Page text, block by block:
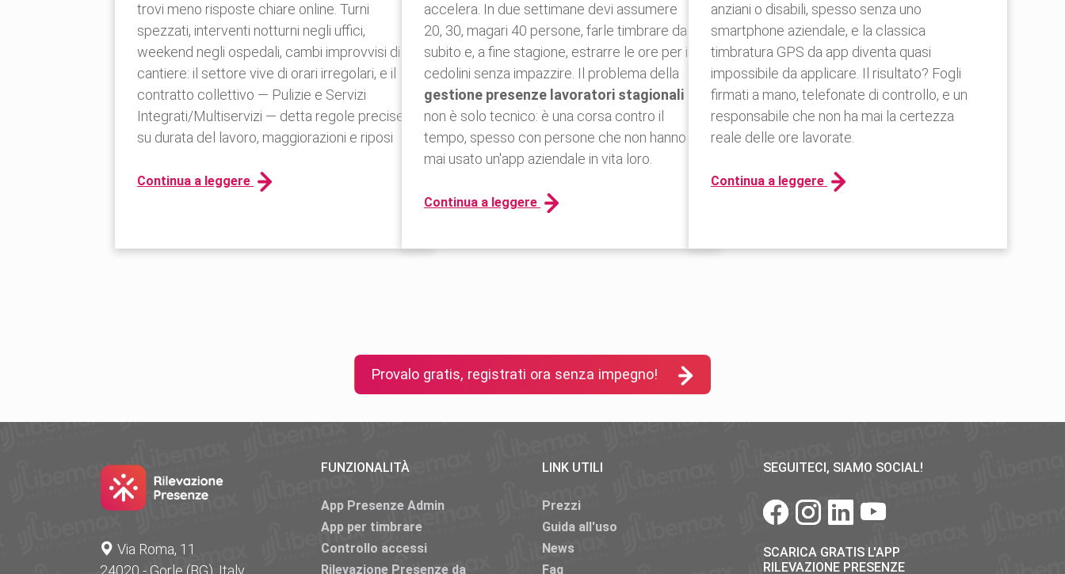
trovi meno risposte chiare online. Turni
spezzati, interventi notturni negli uffici,
weekend negli ospedali, cambi improvvisi di
cantiere: il settore vive di orari irregolari, e il
contratto collettivo — Pulizie e Servizi
Integrati/Multiservizi — detta regole precise
su durata del lavoro, maggiorazioni e riposi
Continua a leggere
accelera. In due settimane devi assumere
20, 30, magari 40 persone, farle timbrare da
subito e, a fine stagione, estrarre le ore per i
cedolini senza impazzire. Il problema della
gestione presenze lavoratori stagionali
non è solo tecnico: è una corsa contro il
tempo, spesso con persone che non hanno
mai usato un'app aziendale in vita loro.
Continua a leggere
anziani o disabili, spesso senza uno
smartphone aziendale, e la classica
timbratura GPS da app diventa quasi
impossibile da applicare. Il risultato? Fogli
firmati a mano, telefonate di controllo, e un
responsabile che non ha mai la certezza
reale delle ore lavorate.
Continua a leggere
Provalo gratis, registrati ora senza impegno!
Via Roma, 11
24020 - Gorle (BG), Italy
FUNZIONALITÀ
App Presenze Admin
App per timbrare
Controllo accessi
Rilevazione Presenze da
LINK UTILI
Prezzi
Guida all'uso
News
Faq
SEGUITECI, SIAMO SOCIAL!
SCARICA GRATIS L'APP
RILEVAZIONE PRESENZE